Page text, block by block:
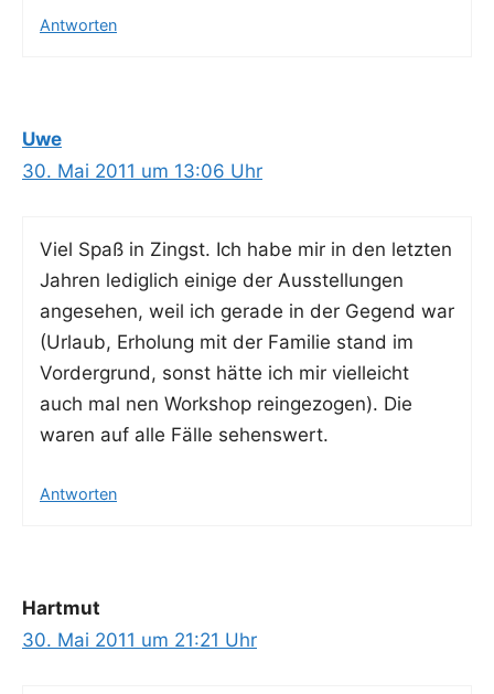
Antworten
Uwe
30. Mai 2011 um 13:06 Uhr
Viel Spaß in Zingst. Ich habe mir in den letz­ten
Jah­ren ledig­lich eini­ge der Aus­stel­lun­gen
ange­se­hen, weil ich gera­de in der Gegend war
(Urlaub, Erho­lung mit der Fami­lie stand im
Vor­der­grund, sonst hät­te ich mir viel­leicht
auch mal nen Work­shop rein­ge­zo­gen). Die
waren auf alle Fäl­le sehenswert.
Antworten
Hartmut
30. Mai 2011 um 21:21 Uhr